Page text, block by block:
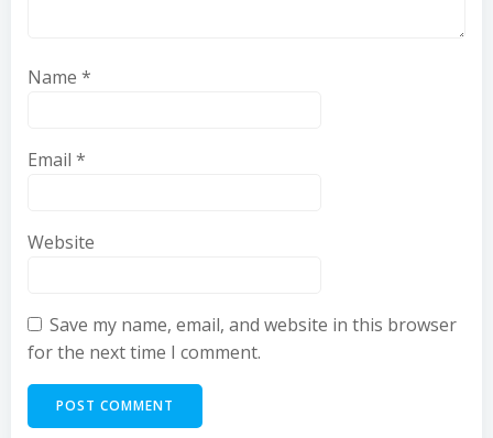
Name *
Email *
Website
Save my name, email, and website in this browser
for the next time I comment.